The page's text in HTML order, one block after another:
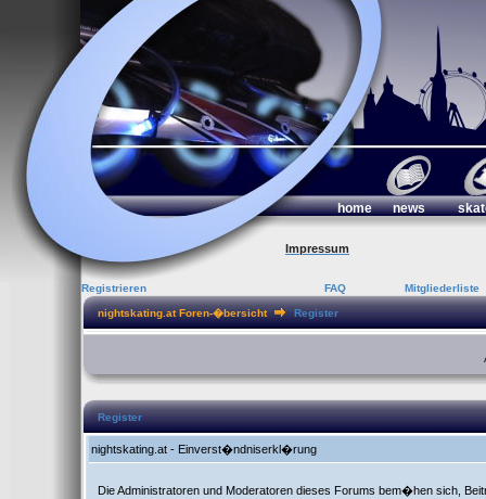
home news
Impressum
Registrieren FAQ Mitgliederliste
nightskating.at Foren-�bersicht Register
Register
nightskating.at - Einverst�ndniserkl�rung
Die Administratoren und Moderatoren dieses Forums bem�hen sich,